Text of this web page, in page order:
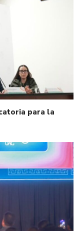
para la